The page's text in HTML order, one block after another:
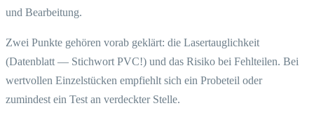
und Bearbeitung.
Zwei Punkte gehören vorab geklärt: die Lasertauglichkeit
(Datenblatt — Stichwort PVC!) und das Risiko bei Fehlteilen. Bei
wertvollen Einzelstücken empfiehlt sich ein Probeteil oder
zumindest ein Test an verdeckter Stelle.